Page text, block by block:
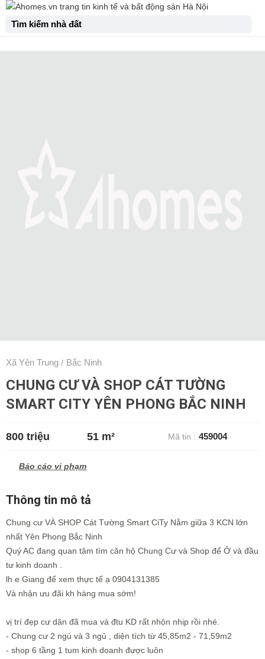
Tìm kiếm nhà đất
Xã Yên Trung / Bắc Ninh
CHUNG CƯ VÀ SHOP CÁT TƯỜNG
SMART CITY YÊN PHONG BẮC NINH
800 triệu 51 m² Mã tin : 459004
Báo cáo vi phạm
Thông tin mô tả
Chung cư VÀ SHOP Cát Tường Smart CiTy Nằm giữa 3 KCN lớn
nhất Yên Phong Bắc Ninh
Quý AC đang quan tâm tìm căn hộ Chung Cư và Shop để Ở và đầu
tư kinh doanh .
lh e Giang để xem thực tế ạ 0904131385
Và nhận ưu đãi kh hàng mua sớm!
vị trí đẹp cư dân đã mua và đtu KD rất nhộn nhịp rồi nhé.
- Chung cư 2 ngủ và 3 ngủ , diện tích từ 45,85m2 - 71,59m2
- shop 6 tầng 1 tum kinh doanh được luôn